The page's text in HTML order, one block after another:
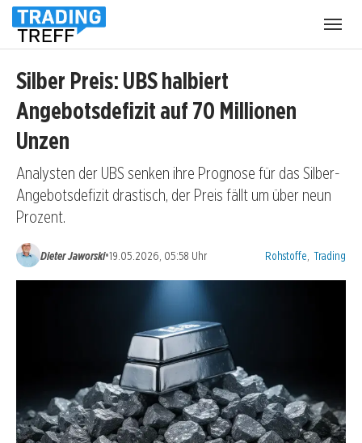
Silber Preis: UBS halbiert
Angebotsdefizit auf 70 Millionen
Unzen
Analysten der UBS senken ihre Prognose für das Silber-
Angebotsdefizit drastisch, der Preis fällt um über neun
Prozent.
Dieter Jaworski•19.05.2026, 05:58 Uhr Kategorien:
Rohstoffe Trading